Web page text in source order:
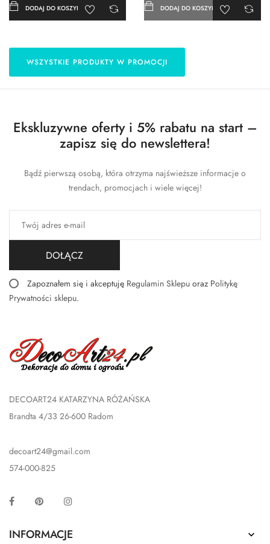
DODAJ DO KOSZYKA DODAJ DO KOSZYKA
WSZYSTKIE PRODUKTY W PROMOCJI
Ekskluzywne oferty i 5% rabatu na start –
zapisz się do newslettera!
Bądź pierwszą osobą, która otrzyma najświeższe informacje o
trendach, promocjach i wiele więcej!
DOŁĄCZ
Zapoznałem się i akceptuję Regulamin Sklepu oraz Politykę
Prywatności sklepu.
DECOART24 KATARZYNA RÓŻAŃSKA
Brandta 4/33 26-600 Radom
decoart24@gmail.com
574-000-825
Facebook Pinterest
INFORMACJE 